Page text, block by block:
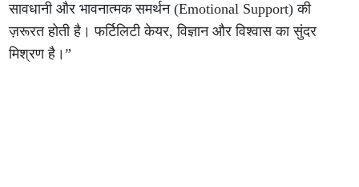
सावधानी और भावनात्मक समर्थन (Emotional Support) की
ज़रूरत होती है। फर्टिलिटी केयर, विज्ञान और विश्वास का सुंदर
मिश्रण है।”